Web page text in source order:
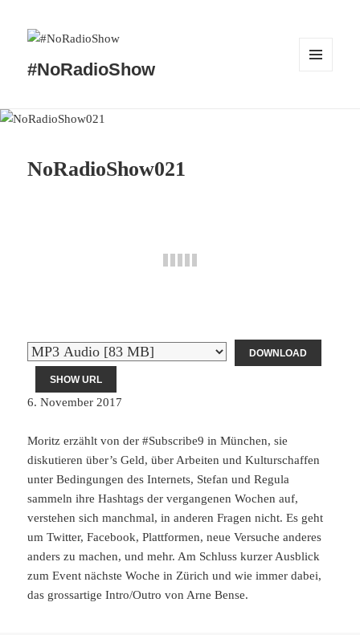
#NoRadioShow
NoRadioShow021
DOWNLOAD
SHOW URL
6. November 2017
Moritz erzählt von der #Subscribe9 in München, sie
diskutieren über’s Geld, über Arbeiten und Kulturschaffen
unter Bedingungen des Internets, Stefan und Regula
sammeln ihre Hashtags der vergangenen Wochen auf,
verstehen sich manchmal, in anderen Fragen nicht. Es geht
um Twitter, Facebook, Plattformen, neue Versuche anderes
anders zu machen, und mehr. Am Schluss kurzer Ausblick
zum Event nächste Woche in Zürich und wie immer dabei,
das grossartige Intro/Outro von Arne Bense.